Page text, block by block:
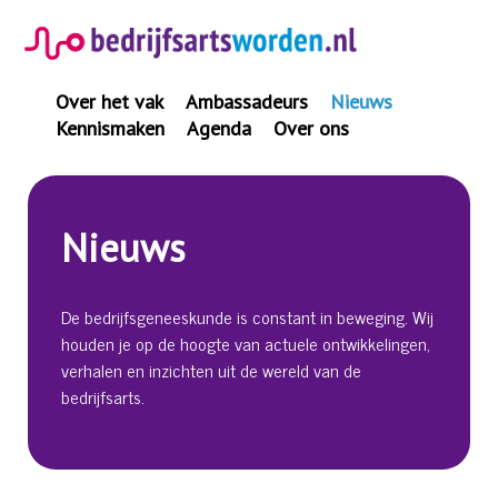
naar
inhoud
Over het vak Ambassadeurs
Nieuws
Kennismaken
Agenda Over ons
Nieuws
De bedrijfsgeneeskunde is constant in beweging. Wij
houden je op de hoogte van actuele ontwikkelingen,
verhalen en inzichten uit de wereld van de
bedrijfsarts.